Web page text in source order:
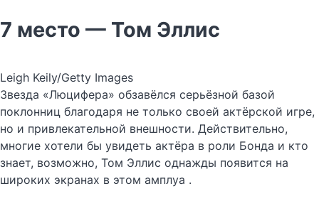
7 место — Том Эллис
Leigh Keily/Getty Images
Звезда «Люцифера» обзавёлся серьёзной базой
поклонниц благодаря не только своей актёрской игре,
но и привлекательной внешности. Действительно,
многие хотели бы увидеть актёра в роли Бонда и кто
знает, возможно, Том Эллис однажды появится на
широких экранах в этом амплуа .